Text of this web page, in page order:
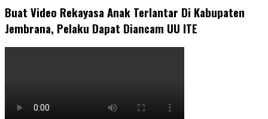
Buat Video Rekayasa Anak Terlantar Di Kabupaten
Jembrana, Pelaku Dapat Diancam UU ITE